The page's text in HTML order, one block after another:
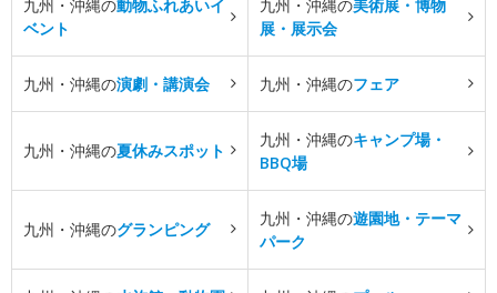
九州・沖縄の動物ふれあいイ
ベント
九州・沖縄の美術展・博物
展・展示会
九州・沖縄の演劇・講演会 九州・沖縄のフェア
九州・沖縄の夏休みスポット
九州・沖縄のキャンプ場・
BBQ場
九州・沖縄のグランピング
九州・沖縄の遊園地・テーマ
パーク